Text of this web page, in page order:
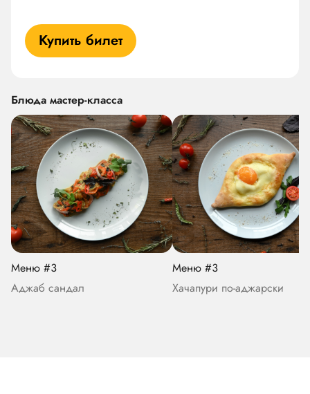
Купить билет
Блюда мастер-класса
Меню #3
Аджаб сандал
Меню #3
Хачапури по-аджарски